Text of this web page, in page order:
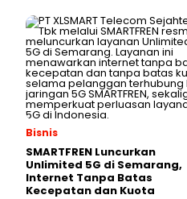
Bisnis
SMARTFREN Luncurkan
Unlimited 5G di Semarang,
Internet Tanpa Batas
Kecepatan dan Kuota